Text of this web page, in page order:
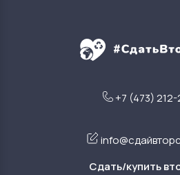
+7 (473)
Сдать/купить